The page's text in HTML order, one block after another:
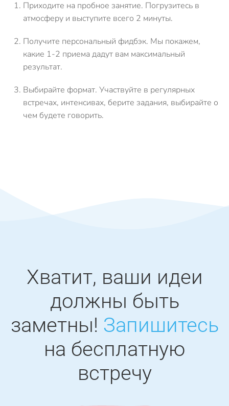
Приходите на пробное занятие. Погрузитесь в
атмосферу и выступите всего 2 минуты.
Получите персональный фидбэк. Мы покажем,
какие 1-2 приема дадут вам максимальный
результат.
Выбирайте формат. Участвуйте в регулярных
встречах, интенсивах, берите задания, выбирайте о
чем будете говорить.
Хватит, ваши идеи
должны быть
заметны! Запишитесь
на бесплатную
встречу